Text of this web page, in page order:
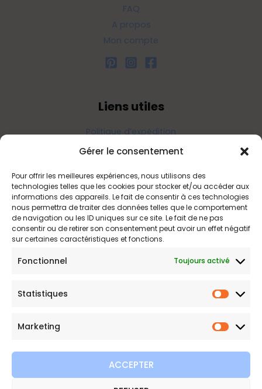
Gérer le consentement
Pour offrir les meilleures expériences, nous utilisons des
technologies telles que les cookies pour stocker et/ou accéder aux
informations des appareils. Le fait de consentir à ces technologies
nous permettra de traiter des données telles que le comportement
de navigation ou les ID uniques sur ce site. Le fait de ne pas
consentir ou de retirer son consentement peut avoir un effet négatif
sur certaines caractéristiques et fonctions.
Fonctionnel Toujours activé
Statistiques
Marketing
ACCEPTER
FAQ
A propos
Mon compte
Liens utiles
Politique d’expédition
Politique de confidentialité
Conditions générales de vente et d’utilisation
Bijouterie en ligne
beautés scintillantes. Une question sur nos bijoux ou une